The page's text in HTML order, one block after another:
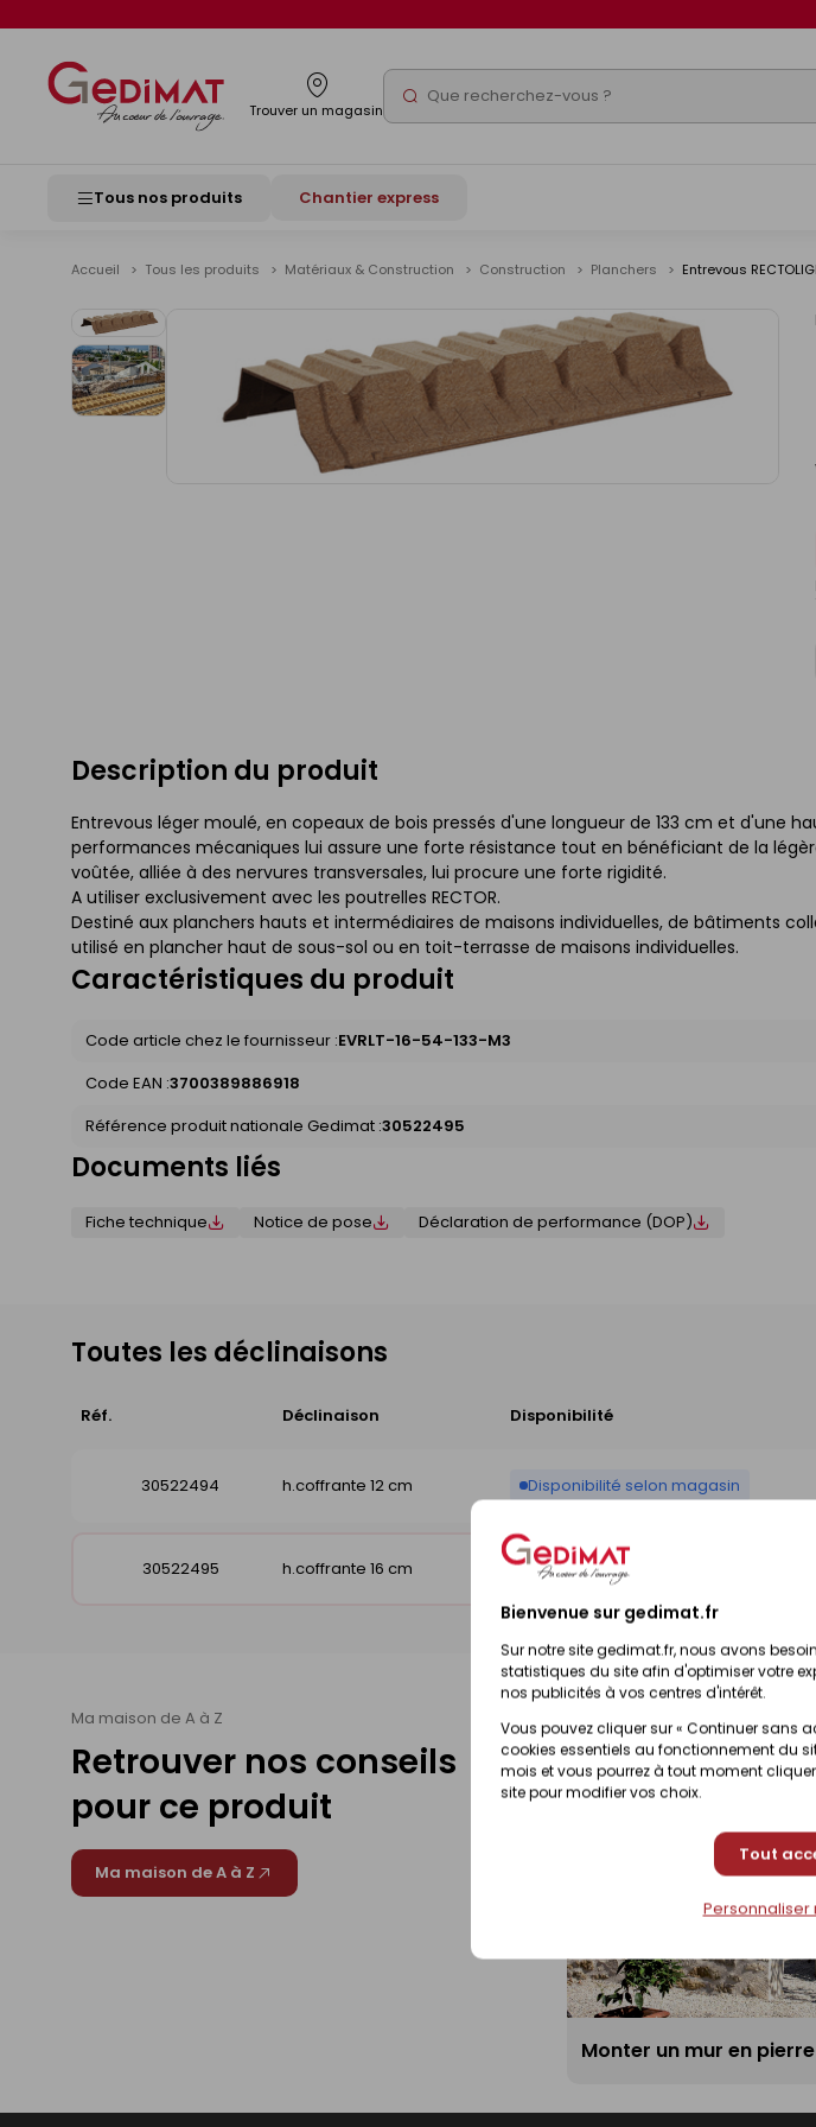
Bienvenue sur gedimat.fr
Sur notre site gedimat.fr, nous avons
statistiques du site afin d'optimiser votre
nos publicités à vos centres d'intérêt.
Vous pouvez cliquer sur « Continuer sans
cookies essentiels au fonctionnement du
mois et vous pourrez à tout moment
site pour modifier vos choix.
Tout
Personnaliser
Trouver un magasin Rechercher
Tous nos produits Chantier express
Accueil Tous les produits Matériaux & Construction Construction Planchers Entrevous
Description du produit
Entrevous léger moulé, en copeaux de bois pressés d'une longueur de 133 cm et d'une
performances mécaniques lui assure une forte résistance tout en bénéficiant de la
voûtée, alliée à des nervures transversales, lui procure une forte rigidité.
A utiliser exclusivement avec les poutrelles RECTOR.
Destiné aux planchers hauts et intermédiaires de maisons individuelles, de bâtiments
utilisé en plancher haut de sous-sol ou en toit-terrasse de maisons individuelles.
Caractéristiques du produit
Code article chez le fournisseur :EVRLT-16-54-133-M3
Code EAN :3700389886918
Référence produit nationale Gedimat :30522495
Documents liés
Fiche technique Notice de pose Déclaration de performance (DOP)
Toutes les déclinaisons
Réf. Déclinaison Disponibilité
30522494 h.coffrante 12 cm Disponibilité selon magasin
30522495
h.coffrante 16 cm Disponibilité selon magasin
Ma maison de A à Z
Retrouver nos conseils
pour ce produit
Ma maison de A à Z
Monter un mur en